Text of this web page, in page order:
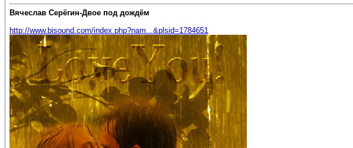
Вячеслав Серёгин-Двое под дождём
http://www.bisound.com/index.php?nam...&plsid=1784651